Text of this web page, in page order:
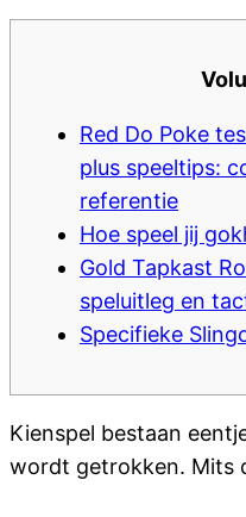
Red Do Poke
plus speeltips:
referentie
Hoe speel jij
Gold Tapkast
speluitleg en
Specifieke
Kienspel bestaan
wordt getrokken. Mits